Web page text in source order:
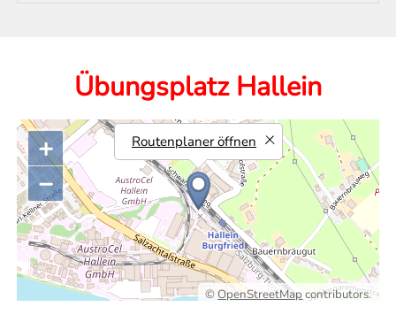
Übungsplatz Hallein
Routenplaner öffnen
+
−
©OpenStreetMap contributors.